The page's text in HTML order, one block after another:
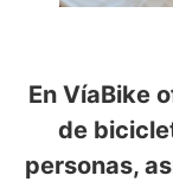
En VíaBike
de
personas,